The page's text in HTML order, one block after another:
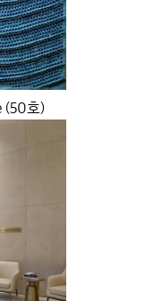
(50호)